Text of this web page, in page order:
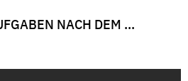
NACH DEM ...